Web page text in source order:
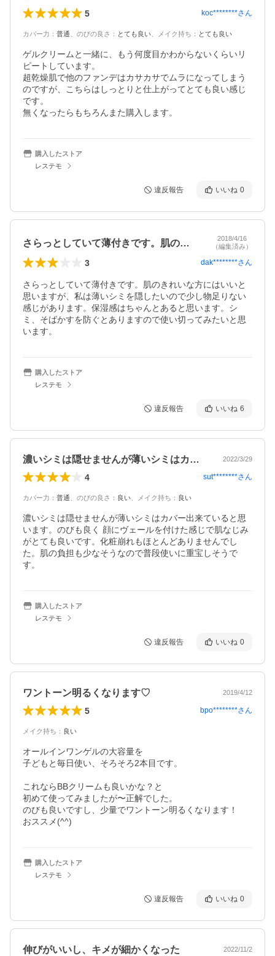
5 koc********さん
カバー力 ： 普通 のびの良さ ： とても良い メイク持ち ： とても良い
ゲルクリームと一緒に、もう何度目かわからないくらいリ
ピートしています。
超乾燥肌で他のファンデはカサカサでムラになってしまう
のですが、こちらはしっとりと仕上がってとても良い感じ
です。
無くなったらもちろんまた購入します。
購入したストア
レステモ
違反報告 いいね 0
さらっとしていて薄付きです。肌のきれい…
2018/4/16
（編集済み）
3 dak********さん
さらっとしていて薄付きです。肌のきれいな方にはいいと
思いますが、私は薄いシミを隠したいので少し物足りない
感じがあります。保湿感はちゃんとあると思います。シ
ミ、そばかすを防ぐとありますので使い切ってみたいと思
います。
購入したストア
レステモ
違反報告 いいね 6
濃いシミは隠せませんが薄いシミはカバー… 2022/3/29
4 sut********さん
カバー力 ： 普通 のびの良さ ： 良い メイク持ち ： 良い
濃いシミは隠せませんが薄いシミはカバー出来ていると思
います。のびも良く 顔にヴェールを付けた感じで肌なじみ
がとても良いです。化粧崩れもほとんどありませんでし
た。肌の負担も少なそうなので普段使いに重宝しそうで
す。
購入したストア
レステモ
違反報告 いいね 0
ワントーン明るくなります♡ 2019/4/12
5 bpo********さん
メイク持ち ： 良い
オールインワンゲルの大容量を
子どもと毎日使い、そろそろ2本目です。
これならBBクリームも良いかな？と
初めて使ってみましたが〜正解でした。
のびも良いですし、少量でワントーン明るくなります！
おススメ(^^)
購入したストア
レステモ
違反報告 いいね 0
伸びがいいし、キメが細かくなった 2022/11/2